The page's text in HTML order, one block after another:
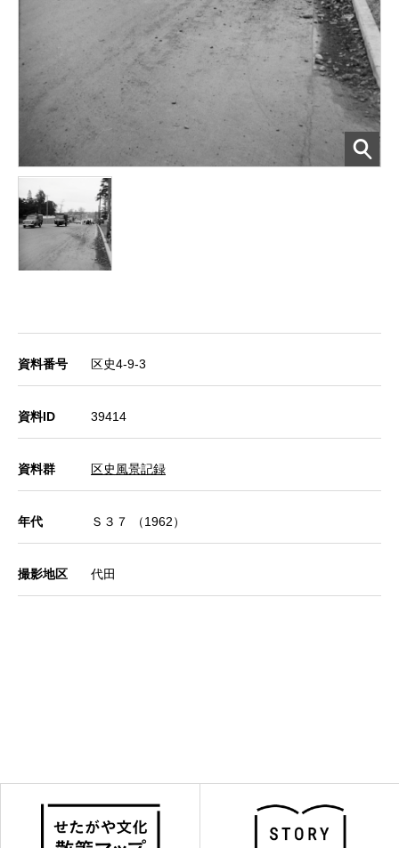
資料番号 区史4-9-3
資料ID 39414
資料群 区史風景記録
年代 Ｓ３７ （1962）
撮影地区 代田